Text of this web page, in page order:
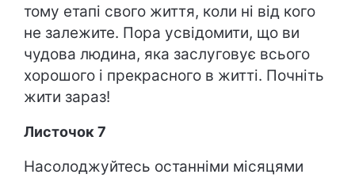
тому етапі свого життя, коли ні від кого
не залежите. Пора усвідомити, що ви
чудова людина, яка заслуговує всього
хорошого і прекрасного в житті. Почніть
жити зараз!
Листочок 7
Насолоджуйтесь останніми місяцями